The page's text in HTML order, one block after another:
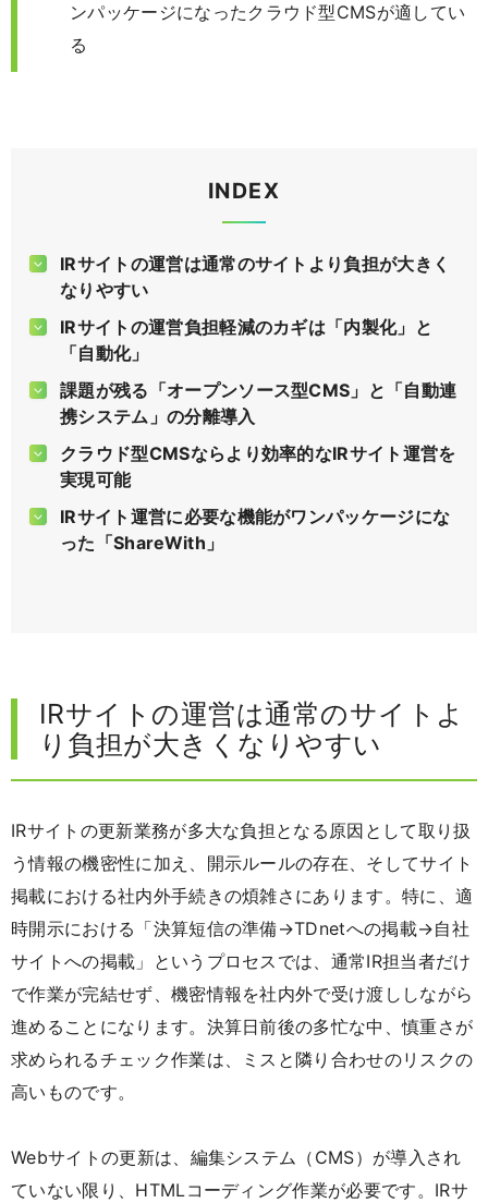
ンパッケージになったクラウド型CMSが適してい
る
INDEX
IRサイトの運営は通常のサイトより負担が大きく
なりやすい
IRサイトの運営負担軽減のカギは「内製化」と
「自動化」
課題が残る「オープンソース型CMS」と「自動連
携システム」の分離導入
クラウド型CMSならより効率的なIRサイト運営を
実現可能
IRサイト運営に必要な機能がワンパッケージにな
った「ShareWith」
IRサイトの運営は通常のサイトよ
り負担が大きくなりやすい
IRサイトの更新業務が多大な負担となる原因として取り扱
う情報の機密性に加え、開示ルールの存在、そしてサイト
掲載における社内外手続きの煩雑さにあります。特に、適
時開示における「決算短信の準備→TDnetへの掲載→自社
サイトへの掲載」というプロセスでは、通常IR担当者だけ
で作業が完結せず、機密情報を社内外で受け渡ししながら
進めることになります。決算日前後の多忙な中、慎重さが
求められるチェック作業は、ミスと隣り合わせのリスクの
高いものです。
Webサイトの更新は、編集システム（CMS）が導入され
ていない限り、HTMLコーディング作業が必要です。IRサ